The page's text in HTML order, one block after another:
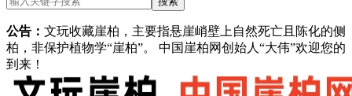
公告： 文玩收藏崖柏，主要指悬崖峭壁上自然死亡且陈化的侧
柏，非保护植物学“崖柏”。 中国崖柏网创始人“大伟”欢迎您的
到来！